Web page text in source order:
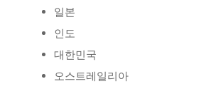
일본
인도
대한민국
오스트레일리아